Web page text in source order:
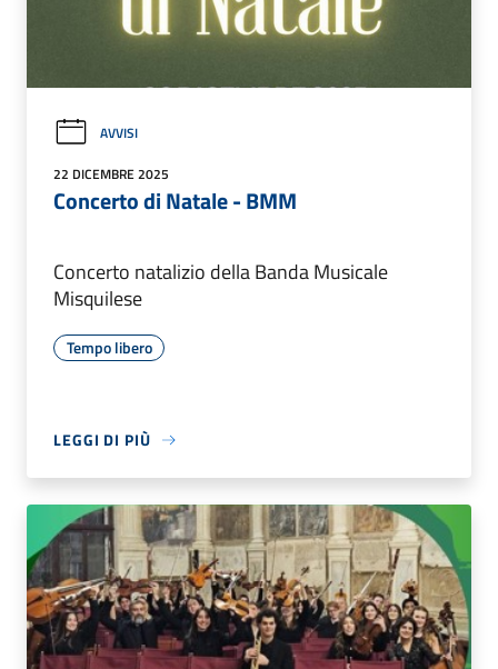
AVVISI
22 DICEMBRE 2025
Concerto di Natale - BMM
Concerto natalizio della Banda Musicale
Misquilese
Tempo libero
LEGGI DI PIÙ